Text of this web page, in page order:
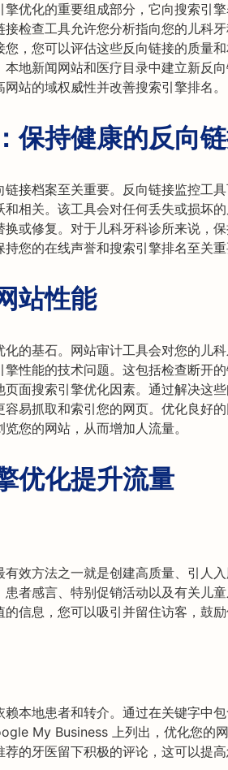
优化的重要组成部分，它向搜索引
检查工具允许您分析指向您的儿科
，您可以评估这些反向链接的质量和
地新闻网站和医疗目录中建立新反
站的域权威性并改善搜索引擎排名。
保持健康的反向
接档案至关重要。反向链接监控工
相关。该工具会对任何丢失或损坏
或修复。对于儿科牙科诊所来说，
您的在线声誉和搜索引擎排名至关重
站性能
的基石。网站审计工具会对您的儿
性能的技术问题。这包括检查断开
面搜索引擎优化因素。通过解决这
易抓取和索引您的网页。优化良好
您的网站，从而增加人流量。
优化提升流量
效方法之一就是创建高质量、引人
者感言、特别促销活动以及有关儿
信息，您可以吸引并留住访客，鼓
本地患者和转介。通过在关键字中
My Business 上列出，优化您的
的牙医留下积极的评论，这可以提